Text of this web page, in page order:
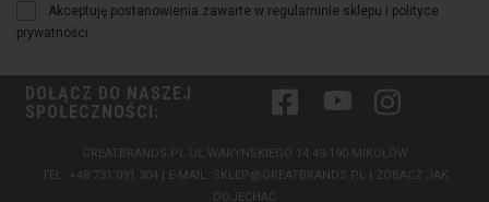
Akceptuję postanowienia zawarte w regulaminie sklepu i polityce
prywatności
DOŁĄCZ DO NASZEJ
SPOŁECZNOŚCI:
FacebookYouTube
GREATBRANDS.PL UL.WARYNSKIEGO 14 43-190 MIKOŁÓW
TEL.
+48 731 091 304 | E-MAIL: SKLEP@GREATBRANDS.PL | ZOBACZ JAK
DOJECHAĆ